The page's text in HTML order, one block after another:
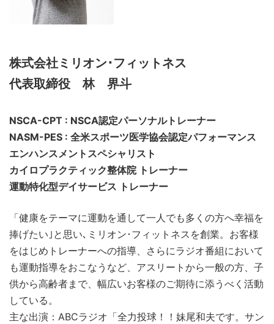
株式会社ミリオン･フィットネス
代表取締役 林 界斗
NSCA-CPT : NSCA認定パーソナルトレーナー
NASM-PES : 全米スポーツ医学協会認定パフォーマンス
エンハンスメントスペシャリスト
カイロプラクティック整体院 トレーナー
運動特化型デイサービス トレーナー
「健康をテーマに運動を通して一人でも多くの方へ幸福を
捧げたい｣と思い､ミリオン･フィットネスを創業。お客様
をはじめトレーナーへの指導、さらにラジオ番組において
も運動指導をおこなうなど、アスリートから一般の方、子
供から高齢者まで、幅広いお客様のご期待に添うべく活動
している。
主な出演：ABCラジオ「全力投球！！妹尾和夫です。サン